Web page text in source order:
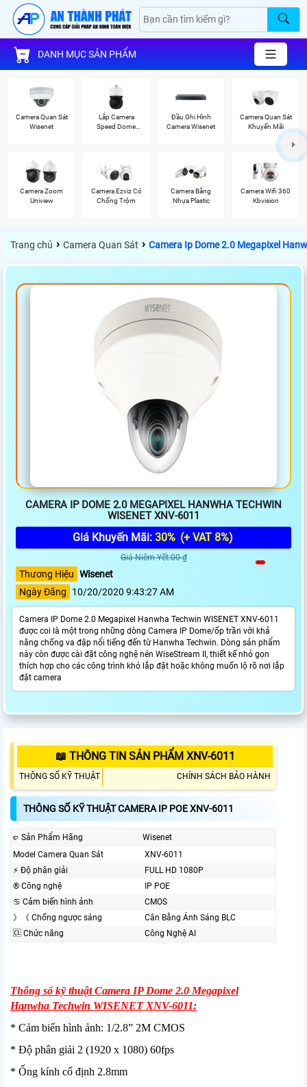
DANH MỤC SẢN PHẨM
Camera Quan Sát
Wisenet
Lắp Camera
Speed Dome
Đầu Ghi Hình
Camera Wisenet
Camera Quan Sát
Khuyến Mãi
Camera Zoom
Uniview
Camera Ezviz Có
Chống Trộm
Camera Bằng
Nhựa Plastic
Camera Wifi 360
Kbvision
Trang chủ › Camera Quan Sát › Camera Ip Dome 2.0 Megapixel
CAMERA IP DOME 2.0 MEGAPIXEL HANWHA TECHWIN
WISENET XNV-6011
Giá Khuyến Mãi: 30% (+ VAT 8%)
Giá Niêm Yết:00 ₫
Thương Hiệu Wisenet
Ngày Đăng
10/20/2020 9:43:27 AM
Camera IP Dome 2.0 Megapixel Hanwha Techwin WISENET XNV-6011
được coi là một trong những dòng Camera IP Dome/ốp trần với khả
năng chống va đập nổi tiếng đến từ Hanwha Techwin. Dòng sản phẩm
này còn được cài đặt công nghệ nén WiseStream II, thiết kế nhỏ gọn
thích hợp cho các công trình khó lắp đặt hoặc không muốn lộ rõ nơi lắp
đặt camera
📖 THÔNG TIN SẢN PHẨM XNV-6011
THÔNG SỐ KỸ THUẬT CHÍNH SÁCH BẢO HÀNH
THÔNG SỐ KỸ THUẬT CAMERA IP POE XNV-6011
🤛 Sản Phẩm Hãng
Wisenet
Model Camera Quan Sát
XNV-6011
️⚡ Độ phân giải
FULL HD 1080P
®️ Công nghệ
IP POE
♋ Cảm biến hình ảnh
CMOS
》《 Chống ngược sáng
Cân Bằng Ánh Sáng BLC
🆑 Chức năng
Công Nghệ AI
Thông số kỹ thuật Camera IP Dome 2.0 Megapixel
Hanwha Techwin WISENET XNV-6011:
* Cảm biến hình ảnh: 1/2.8” 2M CMOS
* Độ phân giải 2 (1920 x 1080) 60fps
* Ống kính cố định 2.8mm